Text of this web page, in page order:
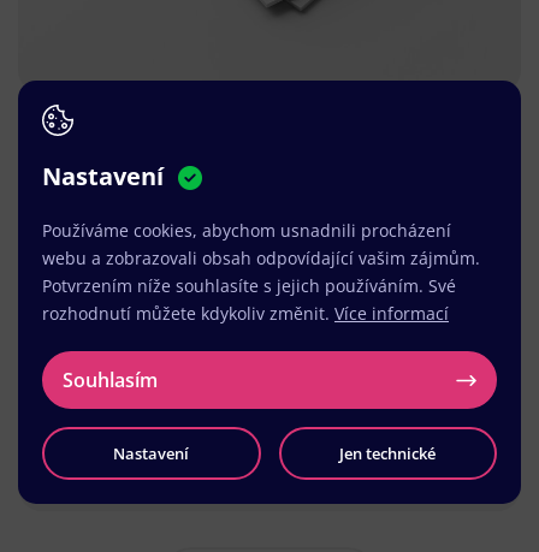
Nastavení
Používáme cookies, abychom usnadnili procházení
webu a zobrazovali obsah odpovídající vašim zájmům.
Potvrzením níže souhlasíte s jejich používáním. Své
rozhodnutí můžete kdykoliv změnit. Více informací
Souhlasím
Nastavení Jen technické